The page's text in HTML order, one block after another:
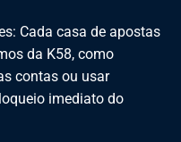
Cada casa de apostas
da K58, como
contas ou usar
imediato do